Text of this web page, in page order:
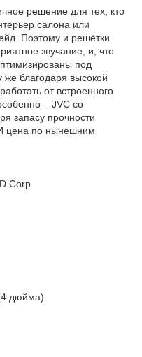
решение для тех, кто
салона или
Поэтому и решётки
звучание, и, что
под
же благодаря высокой
от встроенного
– JVC со
запасу прочности
цена по нынешним
Corp
дюйма)